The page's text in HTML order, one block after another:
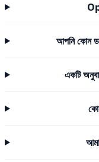
আপনি কোন
একটি